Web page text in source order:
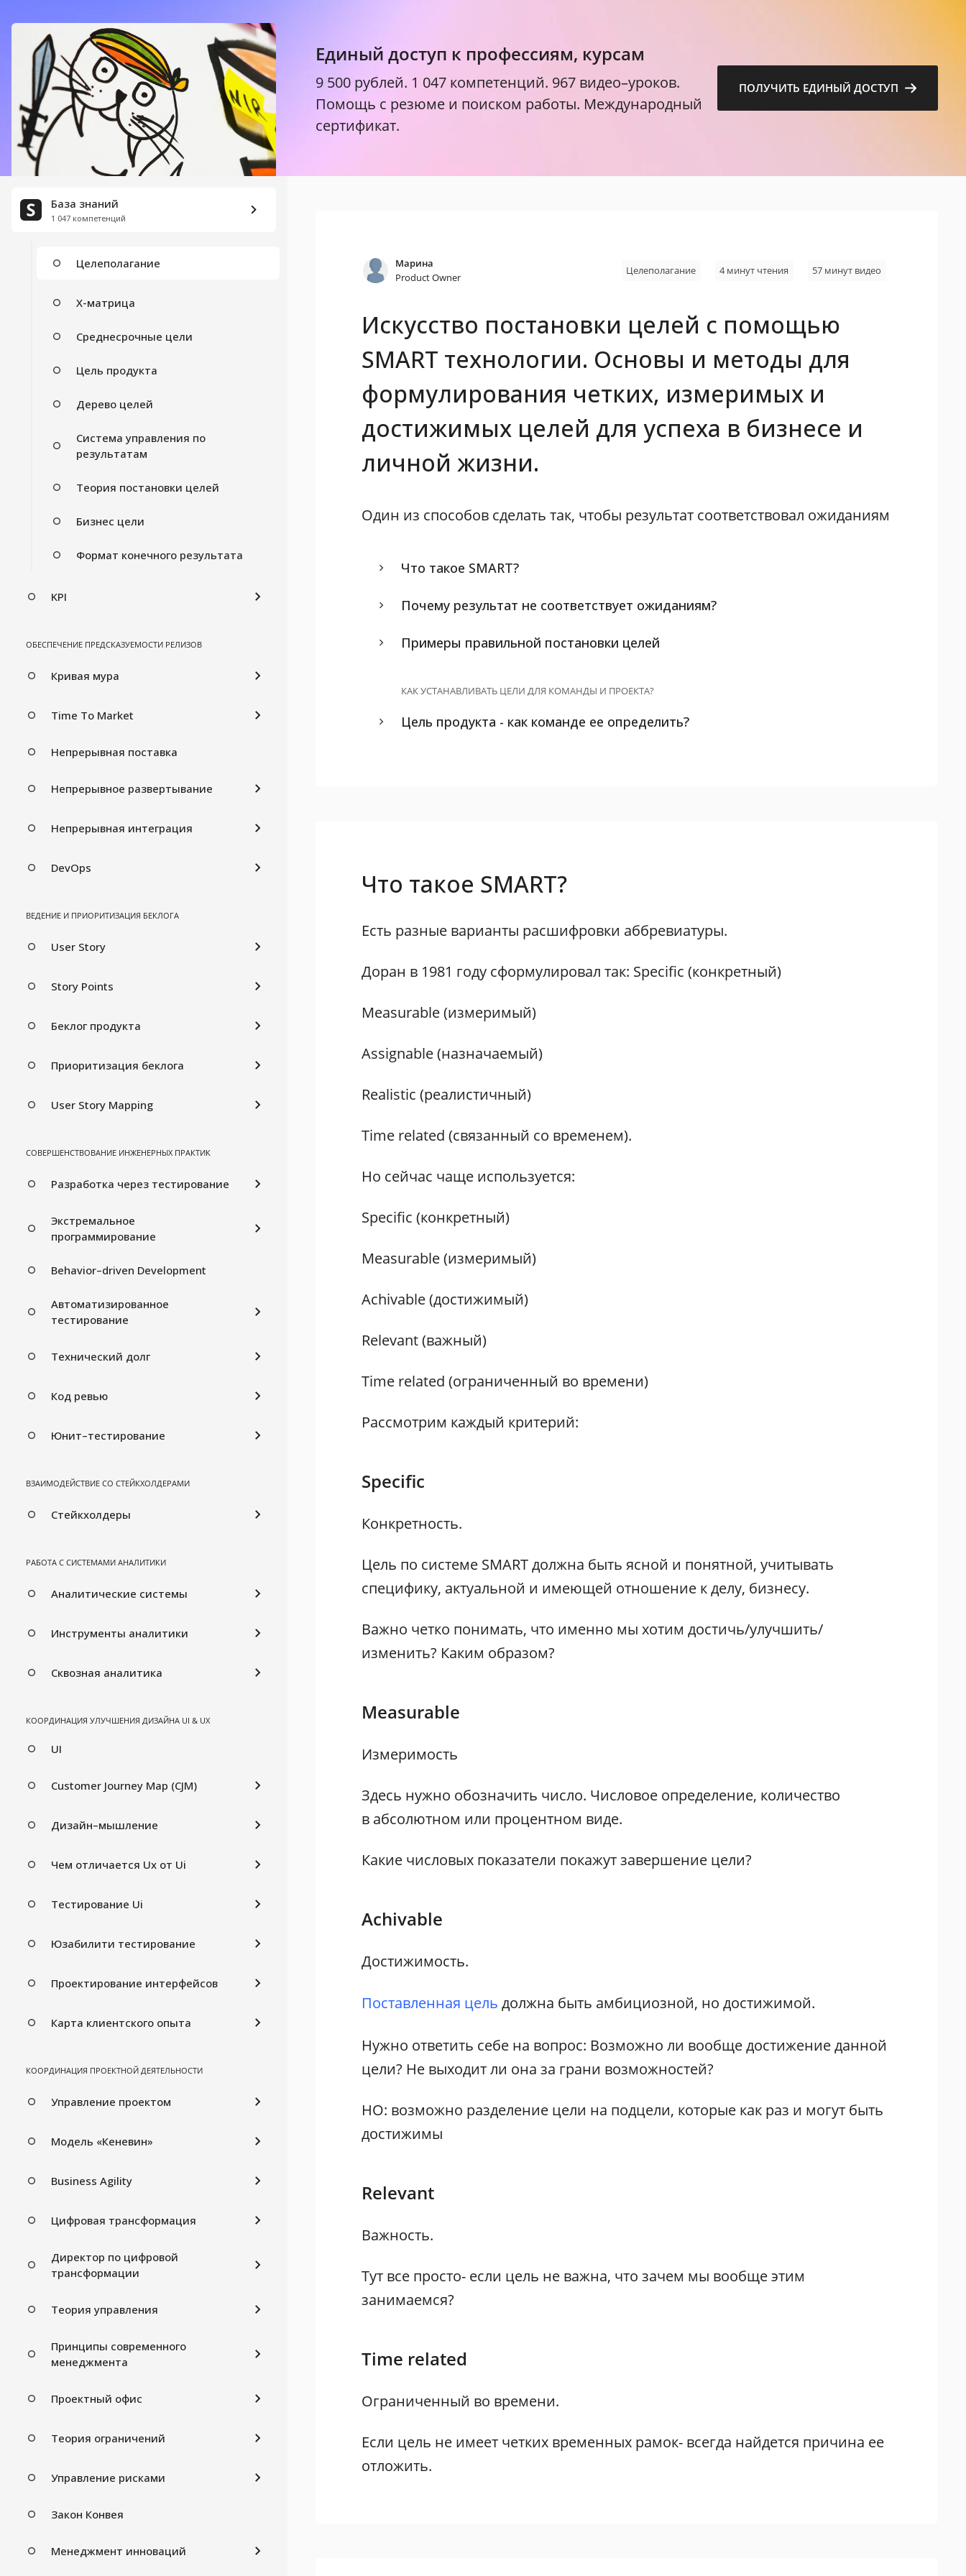
Единый доступ к профессиям, курсам
9 500 рублей. 1 047 компетенций. 967 видео–уроков.
Помощь с резюме и поиском работы. Международный
сертификат.
ПОЛУЧИТЬ ЕДИНЫЙ ДОСТУП
База знаний
1 047 компетенций
SMART
OKR в Scrum
SCAI цели
Правила постановки целей
Декомпозиция целей организации
Управление по целям (MBO)
Целеполагание
X-матрица
Среднесрочные цели
Цель продукта
Дерево целей
Система управления по
результатам
Теория постановки целей
Бизнес цели
Формат конечного результата
KPI
ОБЕСПЕЧЕНИЕ ПРЕДСКАЗУЕМОСТИ РЕЛИЗОВ
Кривая мура
Time To Market
Непрерывная поставка
Непрерывное развертывание
Непрерывная интеграция
DevOps
ВЕДЕНИЕ И ПРИОРИТИЗАЦИЯ БЕКЛОГА
User Story
Story Points
Беклог продукта
Приоритизация беклога
User Story Mapping
СОВЕРШЕНСТВОВАНИЕ ИНЖЕНЕРНЫХ ПРАКТИК
Разработка через тестирование
Экстремальное
программирование
Behavior–driven Development
Автоматизированное
тестирование
Технический долг
Код ревью
Юнит–тестирование
ВЗАИМОДЕЙСТВИЕ СО СТЕЙКХОЛДЕРАМИ
Стейкхолдеры
РАБОТА С СИСТЕМАМИ АНАЛИТИКИ
Аналитические системы
Инструменты аналитики
Сквозная аналитика
КООРДИНАЦИЯ УЛУЧШЕНИЯ ДИЗАЙНА UI & UX
UI
Customer Journey Map (CJM)
Дизайн–мышление
Чем отличается Ux от Ui
Тестирование Ui
Юзабилити тестирование
Проектирование интерфейсов
Карта клиентского опыта
КООРДИНАЦИЯ ПРОЕКТНОЙ ДЕЯТЕЛЬНОСТИ
Управление проектом
Модель «Кеневин»
Business Agility
Цифровая трансформация
Директор по цифровой
трансформации
Теория управления
Принципы современного
менеджмента
Проектный офис
Теория ограничений
Управление рисками
Закон Конвея
Менеджмент инноваций
Марина
Product Owner
Целеполагание 4 минут чтения 57 минут видео
Искусство постановки целей с помощью
SMART технологии. Основы и методы для
формулирования четких, измеримых и
достижимых целей для успеха в бизнесе и
личной жизни.
Один из способов сделать так, чтобы результат соответствовал ожиданиям
Что такое SMART?
Почему результат не соответствует ожиданиям?
Примеры правильной постановки целей
КАК УСТАНАВЛИВАТЬ ЦЕЛИ ДЛЯ КОМАНДЫ И ПРОЕКТА?
Цель продукта - как команде ее определить?
Что такое SMART?
Есть разные варианты расшифровки аббревиатуры.
Доран в 1981 году сформулировал так: Specific (конкретный)
Measurable (измеримый)
Assignable (назначаемый)
Realistic (реалистичный)
Time related (связанный со временем).
Но сейчас чаще используется:
Specific (конкретный)
Measurable (измеримый)
Achivable (достижимый)
Relevant (важный)
Time related (ограниченный во времени)
Рассмотрим каждый критерий:
Specific
Конкретность.
Цель по системе SMART должна быть ясной и понятной, учитывать
специфику, актуальной и имеющей отношение к делу, бизнесу.
Важно четко понимать, что именно мы хотим достичь/улучшить/
изменить? Каким образом?
Measurable
Измеримость
Здесь нужно обозначить число. Числовое определение, количество
в абсолютном или процентном виде.
Какие числовых показатели покажут завершение цели?
Achivable
Достижимость.
Поставленная цель должна быть амбициозной, но достижимой.
Нужно ответить себе на вопрос: Возможно ли вообще достижение данной
цели? Не выходит ли она за грани возможностей?
НО: возможно разделение цели на подцели, которые как раз и могут быть
достижимы
Relevant
Важность.
Тут все просто- если цель не важна, что зачем мы вообще этим
занимаемся?
Time related
Ограниченный во времени.
Если цель не имеет четких временных рамок- всегда найдется причина ее
отложить.